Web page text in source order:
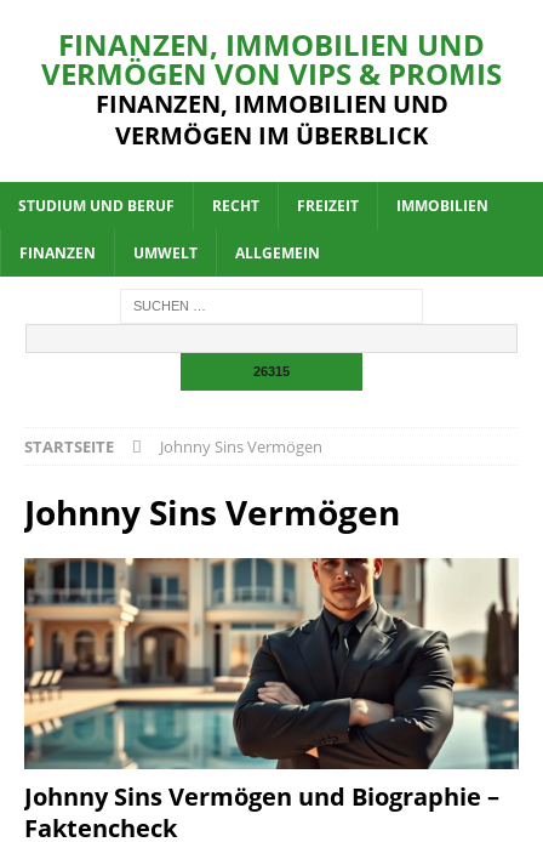
FINANZEN, IMMOBILIEN UND
VERMÖGEN VON VIPS & PROMIS
FINANZEN, IMMOBILIEN UND
VERMÖGEN IM ÜBERBLICK
STUDIUM UND BERUF RECHT FREIZEIT IMMOBILIEN
FINANZEN UMWELT ALLGEMEIN
STARTSEITE Johnny Sins Vermögen
Johnny Sins Vermögen
Johnny Sins Vermögen und Biographie –
Faktencheck